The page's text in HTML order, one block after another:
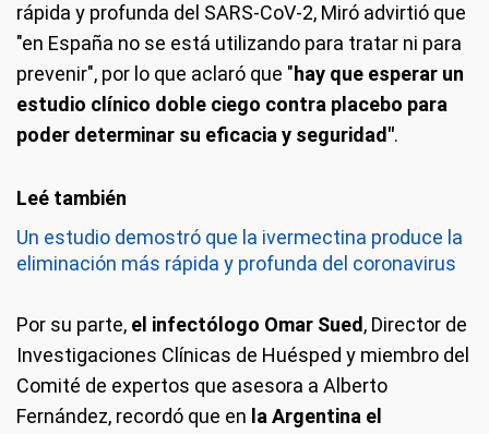
rápida y profunda del SARS-CoV-2, Miró advirtió que
"en España no se está utilizando para tratar ni para
prevenir", por lo que aclaró que "hay que esperar un
estudio clínico doble ciego contra placebo para
poder determinar su eficacia y seguridad".
Un estudio demostró que la ivermectina produce la
eliminación más rápida y profunda del coronavirus
Por su parte, el infectólogo Omar Sued , Director de
Investigaciones Clínicas de Huésped y miembro del
Comité de expertos que asesora a Alberto
Fernández, recordó que en la Argentina el